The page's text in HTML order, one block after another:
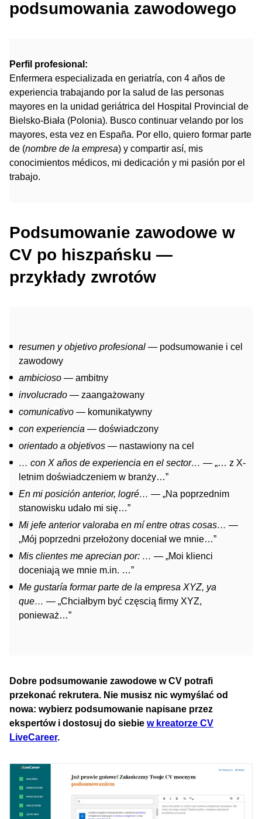
podsumowania zawodowego
Perfil profesional:
Enfermera especializada en geriatría, con 4 años de
experiencia trabajando por la salud de las personas
mayores en la unidad geriátrica del Hospital Provincial de
Bielsko-Biała (Polonia). Busco continuar velando por los
mayores, esta vez en España. Por ello, quiero formar parte
de (nombre de la empresa) y compartir así, mis
conocimientos médicos, mi dedicación y mi pasión por el
trabajo.
Podsumowanie zawodowe w
CV po hiszpańsku —
przykłady zwrotów
resumen y objetivo profesional — podsumowanie i cel
zawodowy
ambicioso — ambitny
involucrado — zaangażowany
comunicativo — komunikatywny
con experiencia — doświadczony
orientado a objetivos — nastawiony na cel
… con X años de experiencia en el sector… — „… z X-
letnim doświadczeniem w branży…”
En mi posición anterior, logré… — „Na poprzednim
stanowisku udało mi się…”
Mi jefe anterior valoraba en mí entre otras cosas… —
„Mój poprzedni przełożony doceniał we mnie…”
Mis clientes me aprecian por: … — „Moi klienci
doceniają we mnie m.in. …”
Me gustaría formar parte de la empresa XYZ, ya
que… — „Chciałbym być częscią firmy XYZ,
ponieważ…”
Dobre podsumowanie zawodowe w CV potrafi
przekonać rekrutera. Nie musisz nic wymyślać od
nowa: wybierz podsumowanie napisane przez
ekspertów i dostosuj do siebie w kreatorze CV
LiveCareer.